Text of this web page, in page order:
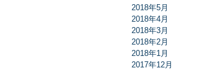
2018年5月
2018年4月
2018年3月
2018年2月
2018年1月
2017年12月